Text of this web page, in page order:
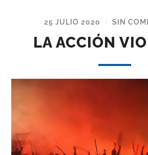
25 JULIO 2020 / SIN
LA ACCIÓN